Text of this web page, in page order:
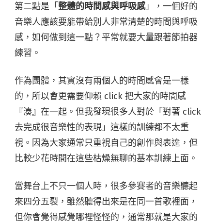
第二點是「 整體的時間感與呼吸感」，一個好的
音樂人應該要能帶給別人非常清楚的時間與呼吸
感，如何做到這一點？平常就要大量跟著節拍器
練習。
作為團體，其實沒有兩個人的時間感會是一樣
的，所以會更需要仰賴 click 把大家的時間感
『湊』在一起。但我發現很多人對於「對著 click
去完成很音樂性的表現」這樣的訓練都不太重
視。因為大家通常只重視自己的創作與表達，但
比較少花時間在這些枯燥無聊的基本訓練上面。
當舞台上不只一個人時，很多參賽者的音樂聽起
來四分五裂，雖然聽得出來是在同一首歌裡面，
但你會覺得感覺哪裡怪怪的，通常那就是大家的